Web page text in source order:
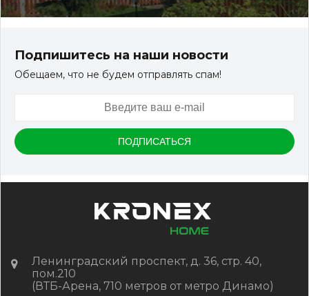
Подпишитесь на наши новости
Обещаем, что не будем отправлять спам!
Ленинградский проспект, д. 36, стр. 40,
пом.210
(ВТБ-Арена, 710 метров от метро Динамо)